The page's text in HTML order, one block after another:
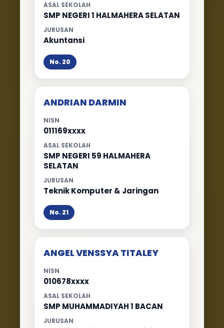
ASAL SEKOLAH
SMP NEGERI 1 HALMAHERA SELATAN
JURUSAN
Akuntansi
No. 20
ANDRIAN DARMIN
NISN
011169xxxx
ASAL SEKOLAH
SMP NEGERI 59 HALMAHERA
SELATAN
JURUSAN
Teknik Komputer & Jaringan
No. 21
ANGEL VENSSYA TITALEY
NISN
010678xxxx
ASAL SEKOLAH
SMP MUHAMMADIYAH 1 BACAN
JURUSAN